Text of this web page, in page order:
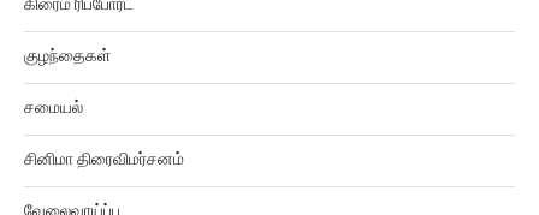
கிரைம் ரிப்போர்ட்
குழந்தைகள்
சமையல்
சினிமா திரைவிமர்சனம்